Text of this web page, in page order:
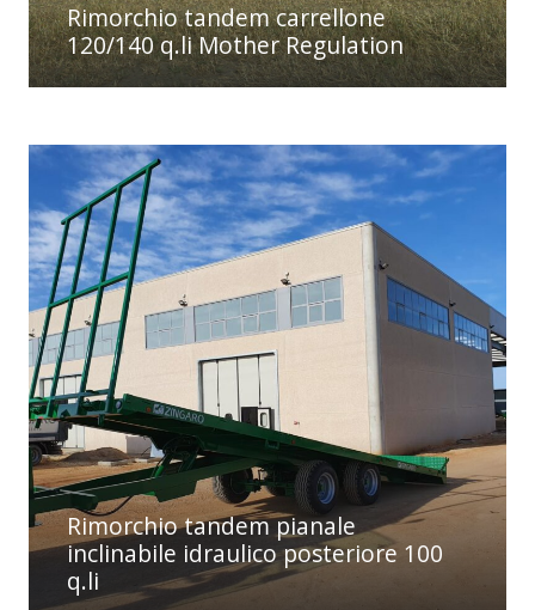
Rimorchio tandem carrellone
120/140 q.li Mother Regulation
Rimorchio tandem pianale
inclinabile idraulico posteriore 100
q.li